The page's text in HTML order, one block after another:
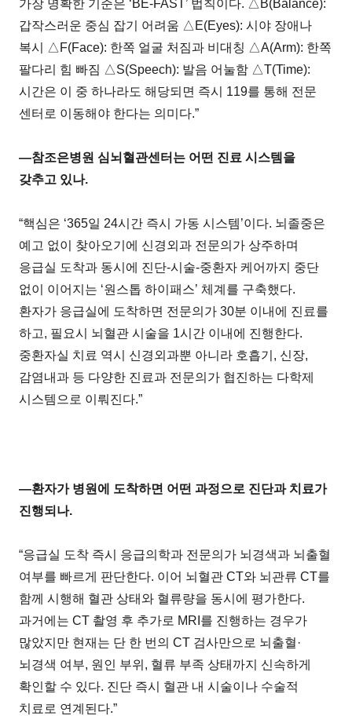
가장 명확한 기준은 ‘BE-FAST’ 법칙이다. △B(Balance):
갑작스러운 중심 잡기 어려움 △E(Eyes): 시야 장애나
복시 △F(Face): 한쪽 얼굴 처짐과 비대칭 △A(Arm): 한쪽
팔다리 힘 빠짐 △S(Speech): 발음 어눌함 △T(Time):
시간은 이 중 하나라도 해당되면 즉시 119를 통해 전문
센터로 이동해야 한다는 의미다.”
―참조은병원 심뇌혈관센터는 어떤 진료 시스템을
갖추고 있나.
“핵심은 ‘365일 24시간 즉시 가동 시스템’이다. 뇌졸중은
예고 없이 찾아오기에 신경외과 전문의가 상주하며
응급실 도착과 동시에 진단-시술-중환자 케어까지 중단
없이 이어지는 ‘원스톱 하이패스’ 체계를 구축했다.
환자가 응급실에 도착하면 전문의가 30분 이내에 진료를
하고, 필요시 뇌혈관 시술을 1시간 이내에 진행한다.
중환자실 치료 역시 신경외과뿐 아니라 호흡기, 신장,
감염내과 등 다양한 진료과 전문의가 협진하는 다학제
시스템으로 이뤄진다.”
―환자가 병원에 도착하면 어떤 과정으로 진단과 치료가
진행되나.
“응급실 도착 즉시 응급의학과 전문의가 뇌경색과 뇌출혈
여부를 빠르게 판단한다. 이어 뇌혈관 CT와 뇌관류 CT를
함께 시행해 혈관 상태와 혈류량을 동시에 평가한다.
과거에는 CT 촬영 후 추가로 MRI를 진행하는 경우가
많았지만 현재는 단 한 번의 CT 검사만으로 뇌출혈·
뇌경색 여부, 원인 부위, 혈류 부족 상태까지 신속하게
확인할 수 있다. 진단 즉시 혈관 내 시술이나 수술적
치료로 연계된다.”